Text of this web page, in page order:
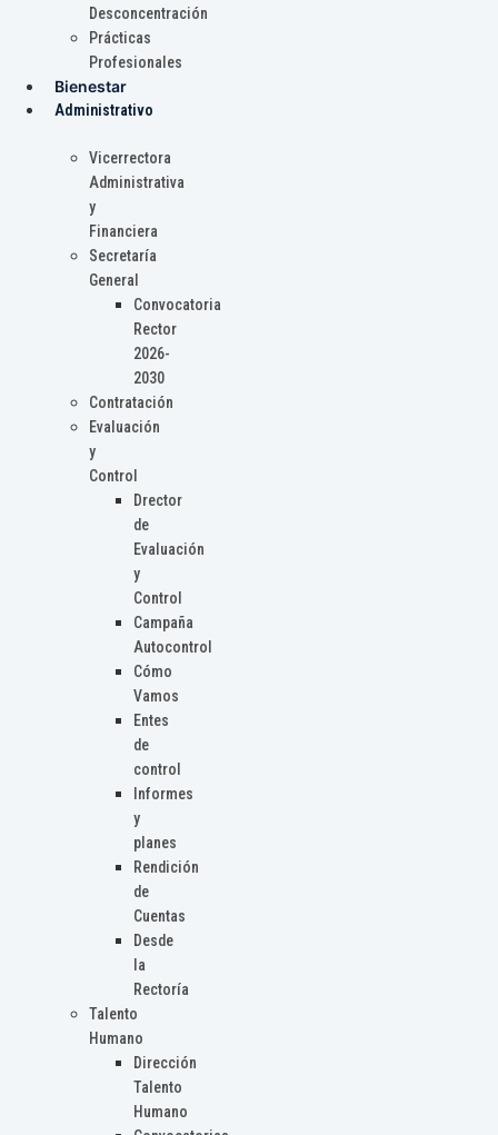
Desconcentración
Prácticas
Profesionales
Bienestar
Administrativo
Vicerrectora
Administrativa
y
Financiera
Secretaría
General
Convocatoria
Rector
2026-
2030
Contratación
Evaluación
y
Control
Drector
de
Evaluación
y
Control
Campaña
Autocontrol
Cómo
Vamos
Entes
de
control
Informes
y
planes
Rendición
de
Cuentas
Desde
la
Rectoría
Talento
Humano
Dirección
Talento
Humano